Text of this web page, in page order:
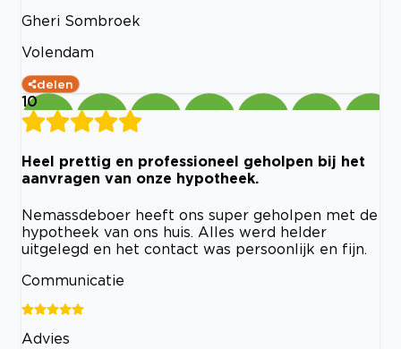
Gheri Sombroek
Volendam
delen
10
Heel prettig en professioneel geholpen bij het
aanvragen van onze hypotheek.
Nemassdeboer heeft ons super geholpen met de
hypotheek van ons huis. Alles werd helder
uitgelegd en het contact was persoonlijk en fijn.
Communicatie
Advies